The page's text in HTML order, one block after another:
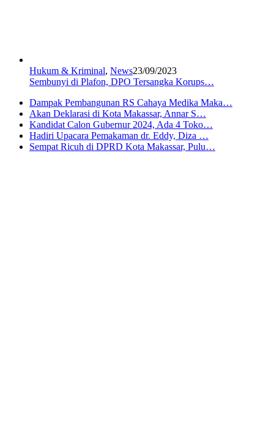
Hukum & Kriminal, News23/09/2023
Sembunyi di Plafon, DPO Tersangka Korups…
Dampak Pembangunan RS Cahaya Medika Maka…
Akan Deklarasi di Kota Makassar, Annar S…
Kandidat Calon Gubernur 2024, Ada 4 Toko…
Hadiri Upacara Pemakaman dr. Eddy, Diza …
Sempat Ricuh di DPRD Kota Makassar, Pulu…